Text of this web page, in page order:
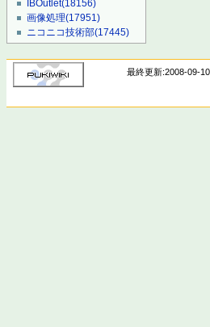
IBOutlet(18156)
画像処理(17951)
ニコニコ技術部(17445)
最終更新:2008-09-